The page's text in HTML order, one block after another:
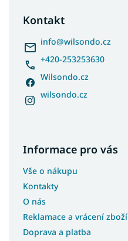
Kontakt
info@wilsondo.cz
+420-253253630
Wilsondo.cz
wilsondo.cz
Informace pro vás
Vše o nákupu
Kontakty
O nás
Reklamace a vrácení zboží
Doprava a platba